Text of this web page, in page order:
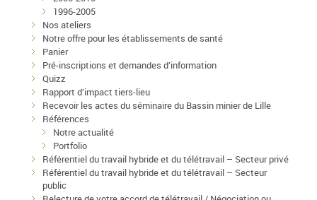
1996-2005
Nos ateliers
Notre offre pour les établissements de santé
Panier
Pré-inscriptions et demandes d’information
Quizz
Rapport d’impact tiers-lieu
Recevoir les actes du séminaire du Bassin minier de Lille
Références
Notre actualité
Portfolio
Référentiel du travail hybride et du télétravail – Secteur privé
Référentiel du travail hybride et du télétravail – Secteur
public